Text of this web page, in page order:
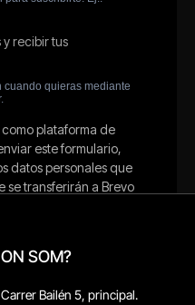
ON SOM?
Carrer Bailén 5, principal.